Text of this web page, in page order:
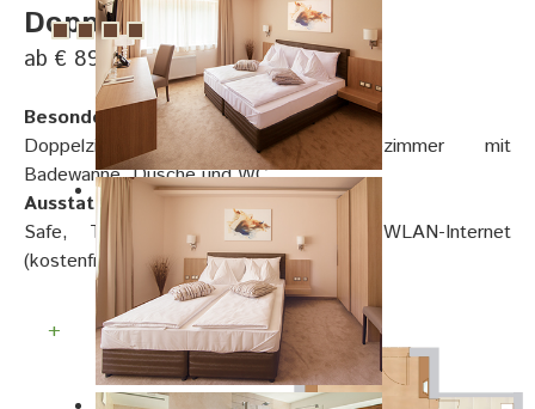
Doppelzimmer Komfort
ab € 89, pro Person
Besonderheiten:
Doppelzimmer, Schreibtisch, Badezimmer mit
Badewanne, Dusche und WC
Ausstattung:
Safe, Telefon, Smart TV, Sat-TV, WLAN-Internet
(kostenfrei), Föhn, Kosmetikspiegel
+